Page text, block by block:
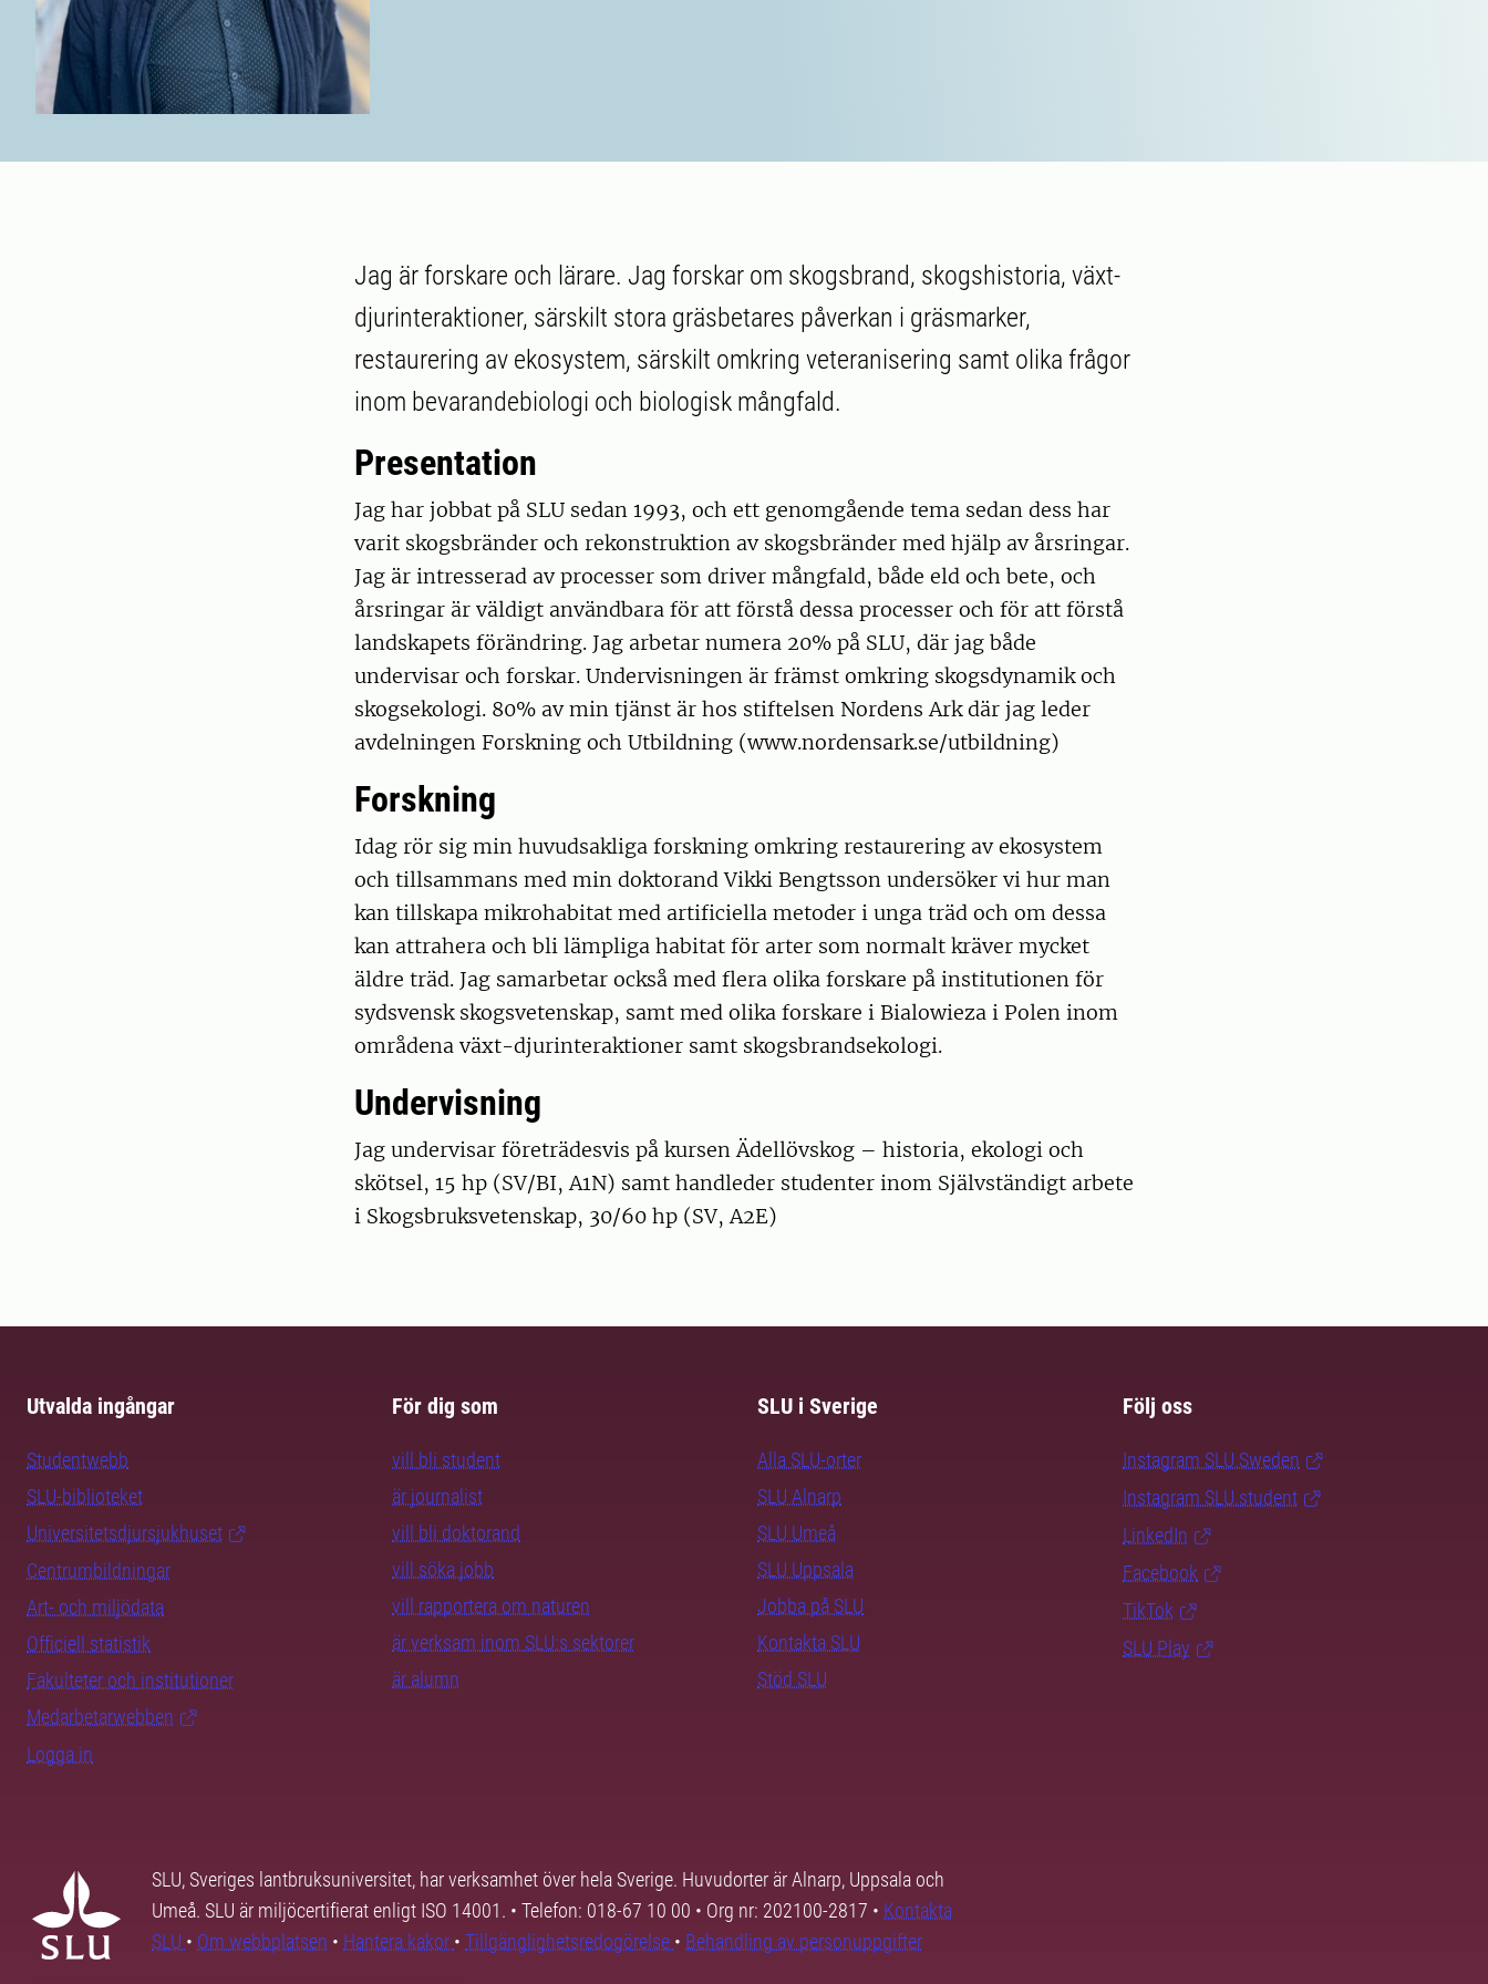
Jag är forskare och lärare. Jag forskar om skogsbrand, skogshistoria, växt-
djurinteraktioner, särskilt stora gräsbetares påverkan i gräsmarker,
restaurering av ekosystem, särskilt omkring veteranisering samt olika frågor
inom bevarandebiologi och biologisk mångfald.
Presentation
Jag har jobbat på SLU sedan 1993, och ett genomgående tema sedan dess har
varit skogsbränder och rekonstruktion av skogsbränder med hjälp av årsringar.
Jag är intresserad av processer som driver mångfald, både eld och bete, och
årsringar är väldigt användbara för att förstå dessa processer och för att förstå
landskapets förändring. Jag arbetar numera 20% på SLU, där jag både
undervisar och forskar. Undervisningen är främst omkring skogsdynamik och
skogsekologi. 80% av min tjänst är hos stiftelsen Nordens Ark där jag leder
avdelningen Forskning och Utbildning (www.nordensark.se/utbildning)
Forskning
Idag rör sig min huvudsakliga forskning omkring restaurering av ekosystem
och tillsammans med min doktorand Vikki Bengtsson undersöker vi hur man
kan tillskapa mikrohabitat med artificiella metoder i unga träd och om dessa
kan attrahera och bli lämpliga habitat för arter som normalt kräver mycket
äldre träd. Jag samarbetar också med flera olika forskare på institutionen för
sydsvensk skogsvetenskap, samt med olika forskare i Bialowieza i Polen inom
områdena växt-djurinteraktioner samt skogsbrandsekologi.
Undervisning
Jag undervisar företrädesvis på kursen Ädellövskog – historia, ekologi och
skötsel, 15 hp (SV/BI, A1N) samt handleder studenter inom Självständigt arbete
i Skogsbruksvetenskap, 30/60 hp (SV, A2E)
Utvalda ingångar
Studentwebb
SLU-biblioteket
Universitetsdjursjukhuset
Centrumbildningar
Art- och miljödata
Officiell statistik
Fakulteter och institutioner
Medarbetarwebben
Logga in
För dig som
vill bli student
är journalist
vill bli doktorand
vill söka jobb
vill rapportera om naturen
är verksam inom SLU:s sektorer
är alumn
SLU i Sverige
Alla SLU-orter
SLU Alnarp
SLU Umeå
SLU Uppsala
Jobba på SLU
Kontakta SLU
Stöd SLU
Följ oss
Instagram SLU.Sweden
Instagram SLU.student
LinkedIn
Facebook
TikTok
SLU Play
SLU, Sveriges lantbruksuniversitet, har verksamhet över hela Sverige. Huvudorter är Alnarp, Uppsala och
Umeå. SLU är miljöcertifierat enligt ISO 14001. • Telefon: 018-67 10 00 • Org nr: 202100-2817 • Kontakta
SLU • Om webbplatsen • Hantera kakor • Tillgänglighetsredogörelse • Behandling av personuppgifter